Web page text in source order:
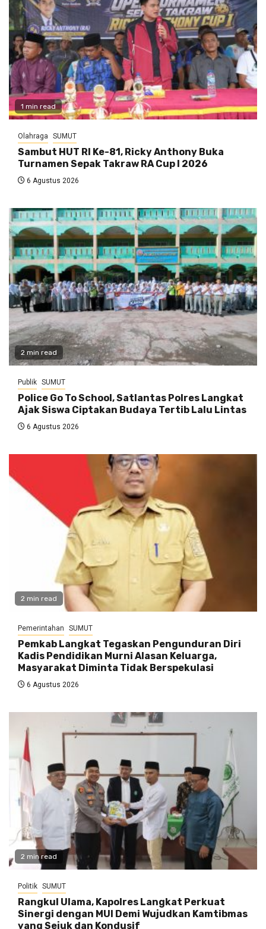
1 min read
Olahraga SUMUT
Sambut HUT RI Ke-81, Ricky Anthony Buka
Turnamen Sepak Takraw RA Cup I 2026
6 Agustus 2026
2 min read
Publik SUMUT
Police Go To School, Satlantas Polres Langkat
Ajak Siswa Ciptakan Budaya Tertib Lalu Lintas
6 Agustus 2026
2 min read
Pemerintahan SUMUT
Pemkab Langkat Tegaskan Pengunduran Diri
Kadis Pendidikan Murni Alasan Keluarga,
Masyarakat Diminta Tidak Berspekulasi
6 Agustus 2026
2 min read
Politik SUMUT
Rangkul Ulama, Kapolres Langkat Perkuat
Sinergi dengan MUI Demi Wujudkan Kamtibmas
yang Sejuk dan Kondusif